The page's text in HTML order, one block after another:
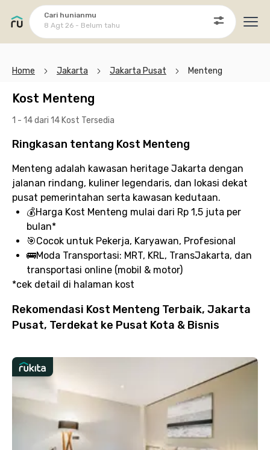
Cari hunianmu
8 Agt 26 - Belum tahu
Home Jakarta Jakarta Pusat Menteng
Kost Menteng
1 - 14 dari 14 Kost Tersedia
Ringkasan tentang Kost Menteng
Menteng adalah kawasan heritage Jakarta dengan
jalanan rindang, kuliner legendaris, dan lokasi dekat
pusat pemerintahan serta kawasan kedutaan.
💰Harga Kost Menteng mulai dari Rp 1,5 juta per
bulan*
🎯Cocok untuk Pekerja, Karyawan, Profesional
🚌Moda Transportasi: MRT, KRL, TransJakarta, dan
transportasi online (mobil & motor)
*cek detail di halaman kost
Rekomendasi Kost Menteng Terbaik, Jakarta
Pusat, Terdekat ke Pusat Kota & Bisnis